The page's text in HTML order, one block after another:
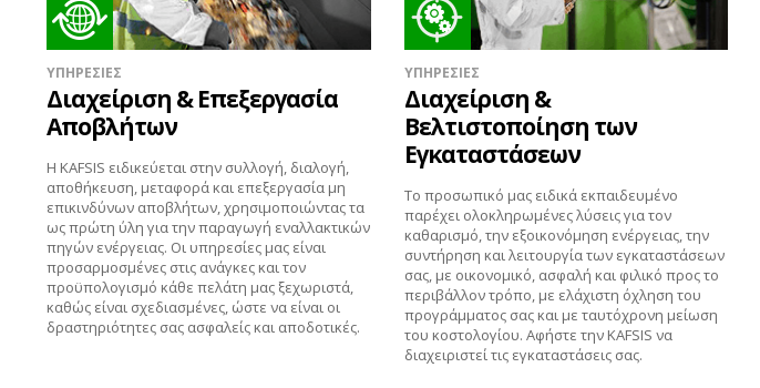
ΥΠΗΡΕΣΙΕΣ
Διαχείριση & Επεξεργασία
Αποβλήτων
Η KAFSIS ειδικεύεται στην συλλογή, διαλογή,
αποθήκευση, μεταφορά και επεξεργασία μη
επικινδύνων αποβλήτων, χρησιμοποιώντας τα
ως πρώτη ύλη για την παραγωγή εναλλακτικών
πηγών ενέργειας. Οι υπηρεσίες μας είναι
προσαρμοσμένες στις ανάγκες και τον
προϋπολογισμό κάθε πελάτη μας ξεχωριστά,
καθώς είναι σχεδιασμένες, ώστε να είναι οι
δραστηριότητες σας ασφαλείς και αποδοτικές.
ΥΠΗΡΕΣΙΕΣ
Διαχείριση &
Βελτιστοποίηση των
Εγκαταστάσεων
Το προσωπικό μας ειδικά εκπαιδευμένο
παρέχει ολοκληρωμένες λύσεις για τον
καθαρισμό, την εξοικονόμηση ενέργειας, την
συντήρηση και λειτουργία των εγκαταστάσεων
σας, με οικονομικό, ασφαλή και φιλικό προς το
περιβάλλον τρόπο, με ελάχιστη όχληση του
προγράμματος σας και με ταυτόχρονη μείωση
του κοστολογίου. Αφήστε την KAFSIS να
διαχειριστεί τις εγκαταστάσεις σας.